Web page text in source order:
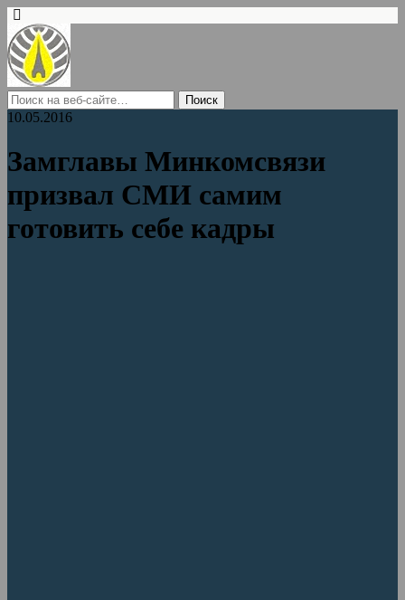
10.05.2016
Замглавы Минкомсвязи
призвал СМИ самим
готовить себе кадры